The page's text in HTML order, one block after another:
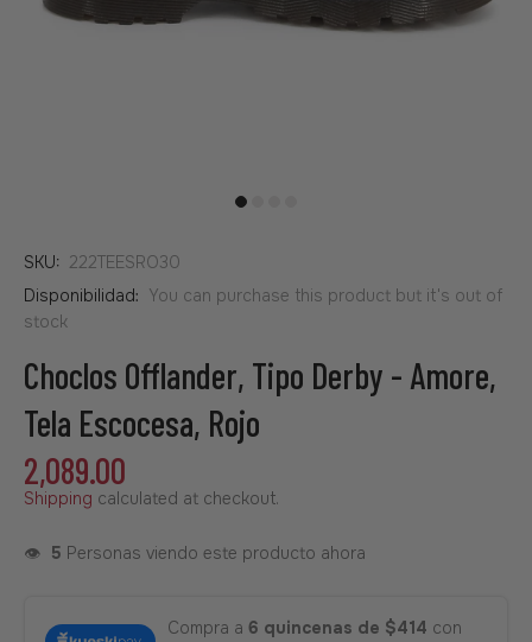
SKU: 222TEESRO30
Disponibilidad: You can purchase this product but it's out of
stock
Choclos Offlander, Tipo Derby - Amore,
Tela Escocesa, Rojo
2,089.00
Shipping calculated at checkout.
👁️ 5 Personas viendo este producto ahora
Compra a 6 quincenas de $414 con